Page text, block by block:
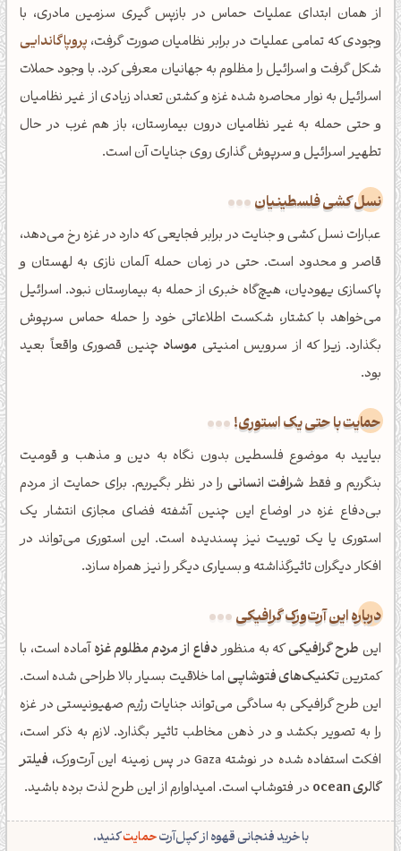
از همان ابتدای عملیات حماس در بازپس گیری سزمین مادری، با
وجودی که تمامی عملیات در برابر نظامیان صورت گرفت، پروپاگاندایی
شکل گرفت و اسرائیل را مظلوم به جهانیان معرفی کرد. با وجود حملات
اسرائیل به نوار محاصره شده غزه و کشتن تعداد زیادی از غیر نظامیان
و حتی حمله به غیر نظامیان درون بیمارستان، باز هم غرب در حال
تطهیر اسرائیل و سرپوش گذاری روی جنایات آن است.
نسل کشی فلسطینیان
عبارات نسل کشی و جنایت در برابر فجایعی که دارد در غزه رخ می‌دهد،
قاصر و محدود است. حتی در زمان حمله آلمان نازی به لهستان و
پاکسازی یهودیان، هیچ‌گاه خبری از حمله به بیمارستان نبود. اسرائیل
می‌خواهد با کشتار، شکست اطلاعاتی خود را حمله حماس سرپوش
بگذارد. زیرا که از سرویس امنیتی موساد چنین قصوری واقعاً بعید
بود.
حمایت با حتی یک استوری!
بیایید به موضوع فلسطین بدون نگاه به دین و مذهب و قومیت
بنگریم و فقط شرافت انسانیرا در نظر بگیریم. برای حمایت از مردم
بی‌دفاع غزه در اوضاع این چنین آشفته فضای مجازی انتشار یک
استوری یا یک توییت نیز پسندیده است. این استوری می‌تواند در
افکار دیگران تاثیرگذاشته و بسیاری دیگر را نیز همراه سازد.
درباره این آرت‌ورک گرافیکی
این طرح گرافیکیکه به منظوردفاع از مردم مظلوم غزهآماده است، با
کمترینتکنیک‌های فتوشاپیاما خلاقیت بسیار بالا طراحی شده است.
این طرح گرافیکی به سادگی می‌تواند جنایات رژیم صهیونیستی در غزه
را به تصویر بکشد و در ذهن مخاطب تاثیر بگذارد. لازم به ذکر است،
افکت استفاده شده در نوشته Gaza در پس زمینه این آرت‌ورک،
فیلتر
گالری ocean
در فتوشاپ است. امیداوارم از این طرح لذت برده باشید.
با خرید فنجانی قهوه از کپل‌آرتحمایتکنید.